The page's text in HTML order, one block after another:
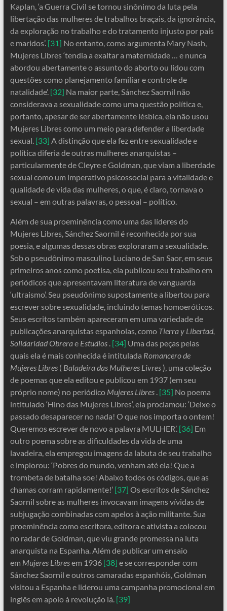
Kaplan, ‘a Guerra Civil se tornou sinônimo da luta pela
libertação das mulheres de trabalhos braçais, da ignorância,
da exploração no trabalho e do tratamento injusto por pais
e maridos’. [31] No entanto, como argumenta Mary Nash,
Mujeres Libres ‘tendia a exaltar a maternidade … e nunca
abordou abertamente o assunto do aborto ou lidou com
questões como planejamento familiar e controle de
natalidade’. [32] Na maior parte, Sánchez Saornil não
considerava a sexualidade como uma questão política e,
portanto, apesar de ser abertamente lésbica, ela não usou
Mujeres Libres como um meio para defender a liberdade
sexual. [33] A distinção que ela fez entre sexualidade e
política diferia de outras mulheres anarquistas –
particularmente de Cleyre e Goldman, que viam a liberdade
sexual como um imperativo psicossocial para a vitalidade e
qualidade de vida das mulheres, o que, é claro, tornava o
sexual – em outras palavras, o pessoal – político.
Além de sua proeminência como uma das líderes do
Mujeres Libres, Sánchez Saornil é reconhecida por sua
poesia, e algumas dessas obras exploraram a sexualidade.
Sob o pseudônimo masculino Luciano de San Saor, em seus
primeiros anos como poetisa, ela publicou seu trabalho em
periódicos que apresentavam literatura de vanguarda
‘ultraismo’. Seu pseudônimo supostamente a libertou para
escrever sobre sexualidade, incluindo temas homoeróticos.
Seus escritos também apareceram em uma variedade de
publicações anarquistas espanholas, como Tierra y Libertad,
Solidaridad Obrerae Estudios. [34] Uma das peças pelas
quais ela é mais conhecida é intitulada Romancero de
Mujeres Libres( Baladeira das Mulheres Livres), uma coleção
de poemas que ela editou e publicou em 1937 (em seu
próprio nome) no periódico Mujeres Libres. [35] No poema
intitulado ‘Hino das Mujeres Libres’, ela proclamou: ‘Deixe o
passado desaparecer no nada! O que nos importa o ontem!
Queremos escrever de novo a palavra MULHER’. [36] Em
outro poema sobre as dificuldades da vida de uma
lavadeira, ela empregou imagens da labuta de seu trabalho
e implorou: ‘Pobres do mundo, venham até ela! Que a
trombeta de batalha soe! Abaixo todos os códigos, que as
chamas corram rapidamente!’ [37] Os escritos de Sánchez
Saornil sobre as mulheres invocavam imagens vívidas de
subjugação combinadas com apelos à ação militante. Sua
proeminência como escritora, editora e ativista a colocou
no radar de Goldman, que viu grande promessa na luta
anarquista na Espanha. Além de publicar um ensaio
em Mujeres Libresem 1936 [38] e se corresponder com
Sánchez Saornil e outros camaradas espanhóis, Goldman
visitou a Espanha e liderou uma campanha promocional em
inglês em apoio à revolução lá. [39]